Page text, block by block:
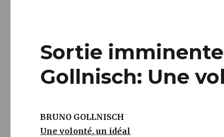
Sortie
Gollnisch: Une
BRUNO GOLLNISCH
Une volonté, un idéal